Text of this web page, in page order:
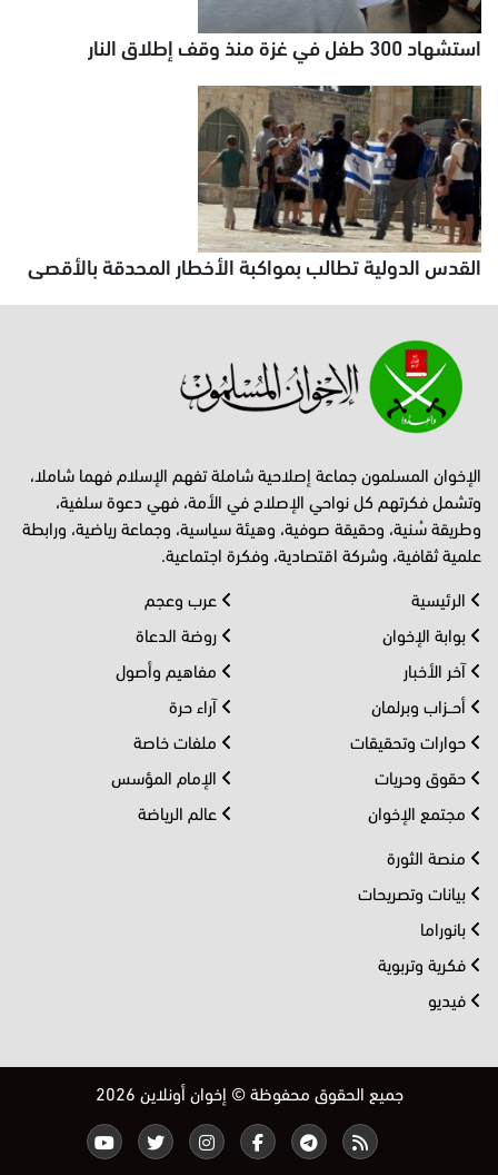
استشهاد 300 طفل في غزة منذ وقف إطلاق النار
القدس الدولية تطالب بمواكبة الأخطار المحدقة بالأقصى
الإخوان المسلمون جماعة إصلاحية شاملة تفهم الإسلام فهما شاملا،
وتشمل فكرتهم كل نواحي الإصلاح في الأمة، فهي دعوة سلفية،
وطريقة سُنية، وحقيقة صوفية، وهيئة سياسية، وجماعة رياضية، ورابطة
علمية ثقافية، وشركة اقتصادية، وفكرة اجتماعية.
الرئيسية
بوابة الإخوان
آخر الأخبار
أحــزاب وبرلمان
حوارات وتحقيقات
حقوق وحريات
مجتمع الإخوان
عرب وعجم
روضة الدعاة
مفاهيم وأصول
آراء حرة
ملفات خاصة
الإمام المؤسس
عالم الرياضة
منصة الثورة
بيانات وتصريحات
بانوراما
فكرية وتربوية
فيديو
جميع الحقوق محفوظة © إخوان أونلاين 2026